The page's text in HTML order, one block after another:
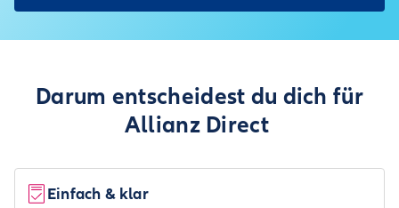
Darum entscheidest du dich für
Allianz Direct
Einfach & klar